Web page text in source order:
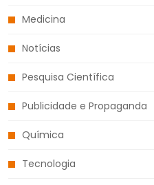
Medicina
Notícias
Pesquisa Científica
Publicidade e Propaganda
Química
Tecnologia